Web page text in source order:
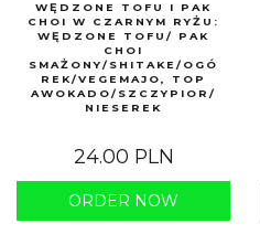
WĘDZONE TOFU I PAK
CHOI W CZARNYM RYŻU:
WĘDZONE TOFU/ PAK
CHOI
SMAŻONY/SHITAKE/OGÓ
REK/VEGEMAJO, TOP
AWOKADO/SZCZYPIOR/
NIESEREK
24.00 PLN
ORDER NOW